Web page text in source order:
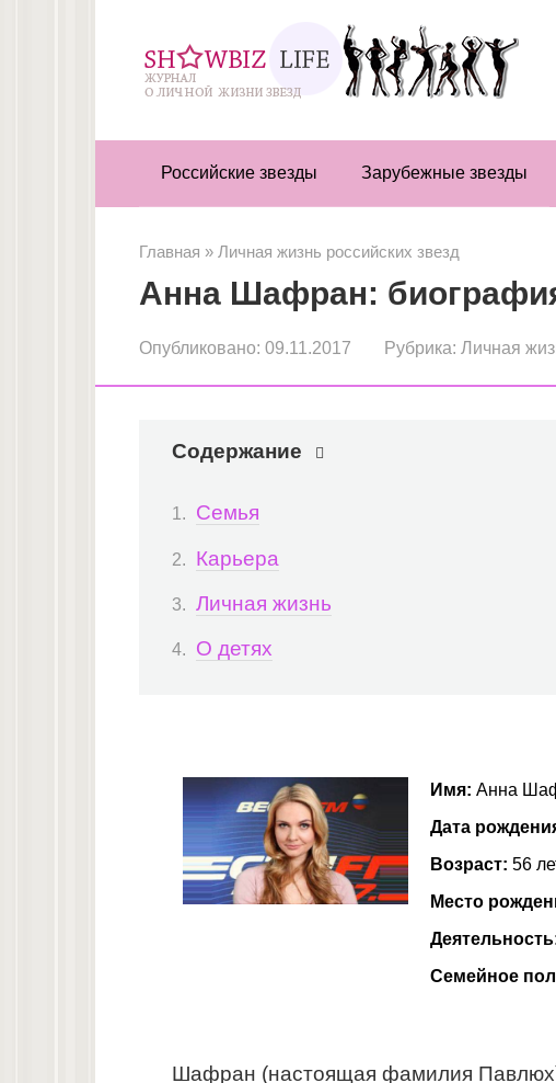
Российские звезды Зарубежные звезды
Главная » Личная жизнь российских звезд
Анна Шафран:
Опубликовано: 09.11.2017 Рубрика: Личная
Содержание
Семья
Карьера
Личная жизнь
О детях
Имя: Анна
Дата
Возраст:56
Место
Семейное
Шафран (настоящая фамилия